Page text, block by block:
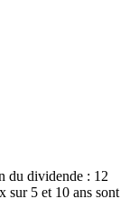
du dividende : 12
sur 5 et 10 ans sont